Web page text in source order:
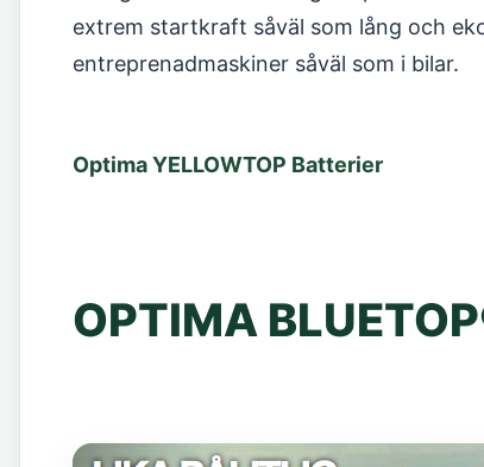
extrem startkraft såväl som lång och
entreprenadmaskiner såväl som i bilar.
Optima YELLOWTOP Batterier
OPTIMA